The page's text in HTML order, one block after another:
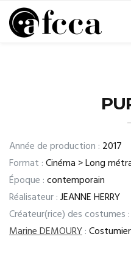
Année de production : 2017
Format :Cinéma > Long
Époque :contemporain
Réalisateur :JEANNE HERRY
Créateur(rice) des costumes :
Marine DEMOURY: